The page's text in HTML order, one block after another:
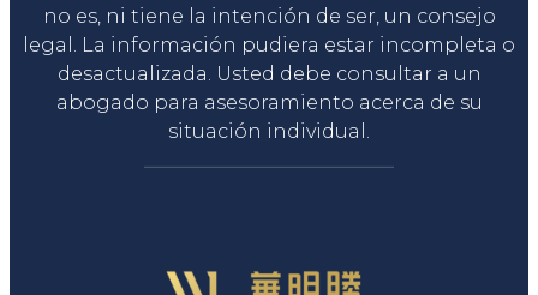
no es, ni tiene la intención de ser, un consejo
legal. La información pudiera estar incompleta o
desactualizada. Usted debe consultar a un
abogado para asesoramiento acerca de su
situación individual.